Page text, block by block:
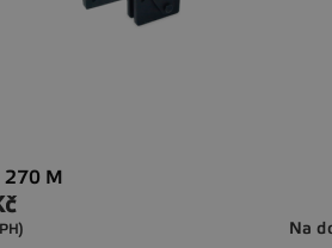
270 M
Na